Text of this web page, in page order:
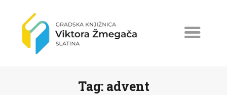
Tag: advent